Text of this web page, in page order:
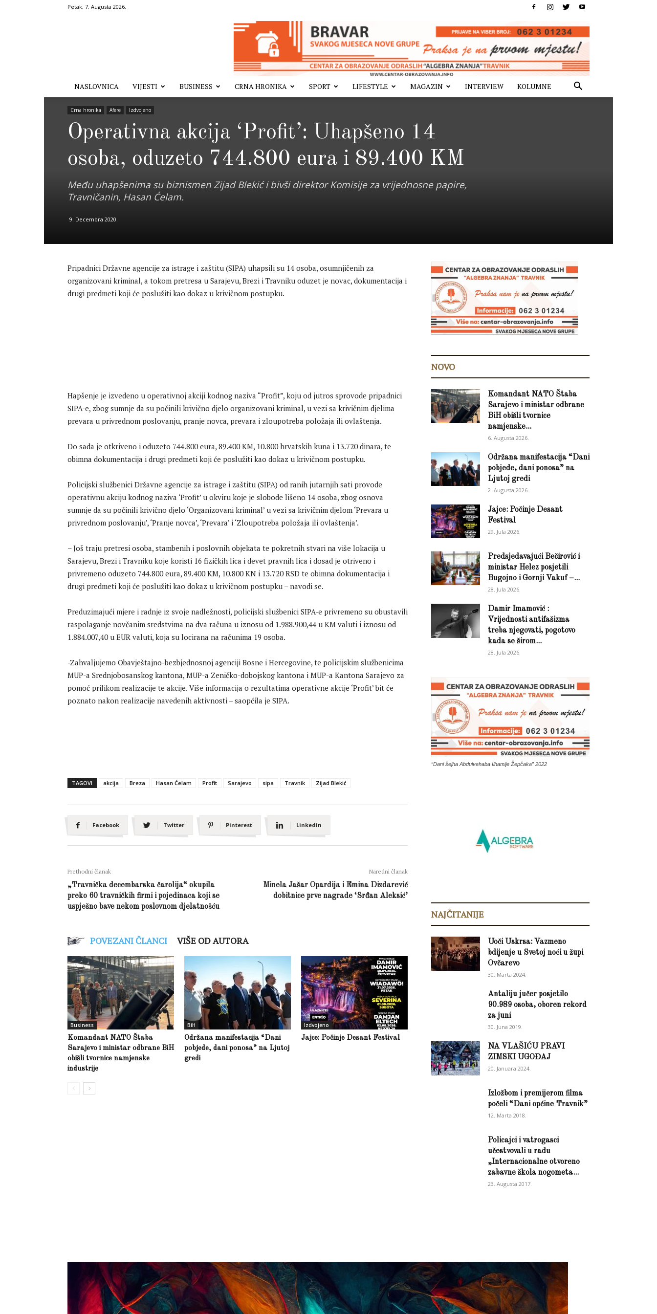
Petak, 7. Augusta 2026.
NASLOVNICA VIJESTI BUSINESS CRNA HRONIKA SPORT LIFESTYLE MAGAZIN INTERVIEW KOLUMNE
Crna hronika Afere Izdvojeno
Operativna akcija ‘Profit’: Uhapšeno 14
osoba, oduzeto 744.800 eura i 89.400 KM
Među uhapšenima su biznismen Zijad Blekić i bivši direktor Komisije za vrijednosne papire,
Travničanin, Hasan Ćelam.
9. Decembra 2020.
Pripadnici Državne agencije za istrage i zaštitu (SIPA) uhapsili su 14 osoba, osumnjičenih za
organizovani kriminal, a tokom pretresa u Sarajevu, Brezi i Travniku oduzet je novac, dokumentacija i
drugi predmeti koji će poslužiti kao dokaz u krivičnom postupku.
Hapšenje je izvedeno u operativnoj akciji kodnog naziva “Profit”, koju od jutros sprovode pripadnici
SIPA-e, zbog sumnje da su počinili krivično djelo organizovani kriminal, u vezi sa krivičnim djelima
prevara u privrednom poslovanju, pranje novca, prevara i zloupotreba položaja ili ovlaštenja.
Do sada je otkriveno i oduzeto 744.800 eura, 89.400 KM, 10.800 hrvatskih kuna i 13.720 dinara, te
obimna dokumentacija i drugi predmeti koji će poslužiti kao dokaz u krivičnom postupku.
Policijski službenici Državne agencije za istrage i zaštitu (SIPA) od ranih jutarnjih sati provode
operativnu akciju kodnog naziva ‘Profit’ u okviru koje je slobode lišeno 14 osoba, zbog osnova
sumnje da su počinili krivično djelo ‘Organizovani kriminal’ u vezi sa krivičnim djelom ‘Prevara u
privrednom poslovanju’, ‘Pranje novca’, ‘Prevara’ i ‘Zloupotreba položaja ili ovlaštenja’.
– Još traju pretresi osoba, stambenih i poslovnih objekata te pokretnih stvari na više lokacija u
Sarajevu, Brezi i Travniku koje koristi 16 fizičkih lica i devet pravnih lica i dosad je otriveno i
privremeno oduzeto 744.800 eura, 89.400 KM, 10.800 KN i 13.720 RSD te obimna dokumentacija i
drugi predmeti koji će poslužiti kao dokaz u krivičnom postupku – navodi se.
Preduzimajući mjere i radnje iz svoje nadležnosti, policijski službenici SIPA-e privremeno su obustavili
raspolaganje novčanim sredstvima na dva računa u iznosu od 1.988.900,44 u KM valuti i iznosu od
1.884.007,40 u EUR valuti, koja su locirana na računima 19 osoba.
-Zahvaljujemo Obavještajno-bezbjednosnoj agenciji Bosne i Hercegovine, te policijskim službenicima
MUP-a Srednjobosanskog kantona, MUP-a Zeničko-dobojskog kantona i MUP-a Kantona Sarajevo za
pomoć prilikom realizacije te akcije. Više informacija o rezultatima operativne akcije ‘Profit’ bit će
poznato nakon realizacije navedenih aktivnosti – saopćila je SIPA.
TAGOVI akcija Breza Hasan Ćelam Profit Sarajevo sipa Travnik Zijad Blekić
Facebook Twitter Pinterest Linkedin
Prethodni članak
„Travnička decembarska čarolija“ okupila
preko 60 travničkih firmi i pojedinaca koji se
uspješno bave nekom poslovnom djelatnošću
Naredni članak
Minela Jašar Opardija i Emina Dizdarević
dobitnice prve nagrade ‘Srđan Aleksić’
POVEZANI ČLANCI VIŠE OD AUTORA
Business
Komandant NATO Štaba
Sarajevo i ministar odbrane BiH
obišli tvornice namjenske
industrije
BiH
Održana manifestacija “Dani
pobjede, dani ponosa” na Ljutoj
gredi
Izdvojeno
Jajce: Počinje Desant Festival
NOVO
Komandant NATO Štaba
Sarajevo i ministar odbrane
BiH obišli tvornice
namjenske...
6. Augusta 2026.
Održana manifestacija “Dani
pobjede, dani ponosa” na
Ljutoj gredi
2. Augusta 2026.
Jajce: Počinje Desant
Festival
29. Jula 2026.
Predsjedavajući Bečirović i
ministar Helez posjetili
Bugojno i Gornji Vakuf –...
28. Jula 2026.
Damir Imamović :
Vrijednosti antifašizma
treba njegovati, pogotovo
kada se širom...
28. Jula 2026.
“Dani šejha Abdulvehaba Ilhamije Žepčaka” 2022
NAJČITANIJE
Uoči Uskrsa: Vazmeno
bdijenje u Svetoj noći u župi
Ovčarevo
30. Marta 2024.
Antaliju jučer posjetilo
90.989 osoba, oboren rekord
za juni
30. Juna 2019.
NA VLAŠIĆU PRAVI
ZIMSKI UGOĐAJ
20. Januara 2024.
Izložbom i premijerom filma
počeli “Dani općine Travnik”
12. Marta 2018.
Policajci i vatrogasci
učestvovali u radu
„Internacionalne otvoreno
zabavne škola nogometa...
23. Augusta 2017.